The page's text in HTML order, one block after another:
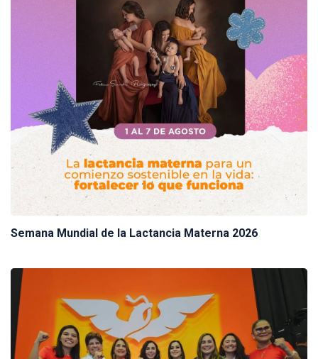
Semana Mundial de la Lactancia Materna 2026